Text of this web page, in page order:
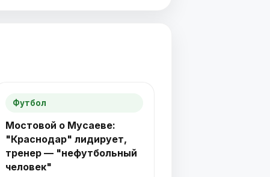
Футбол
Мостовой о Мусаеве:
"Краснодар" лидирует,
тренер — "нефутбольный
человек"